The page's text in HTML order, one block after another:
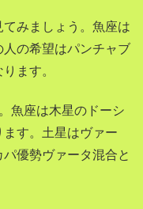
てみましょう。魚座は
の希望はパンチャブ
ます。
魚座は木星のドーシ
す。土星はヴァー
優勢ヴァータ混合と